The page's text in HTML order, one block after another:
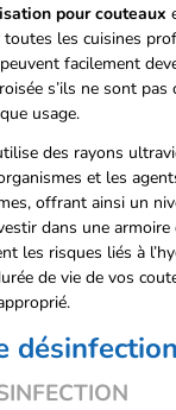
pour couteaux
les cuisines
facilement
s’ils ne sont pas
usage.
des rayons
et les
offrant ainsi un
dans une
les risques liés à
de vie de vos
désinfection